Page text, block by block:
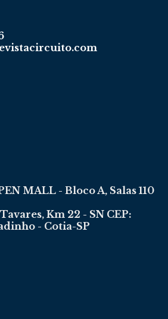
MALL - Bloco A, Salas 110
Km 22 - SN CEP:
- Cotia-SP